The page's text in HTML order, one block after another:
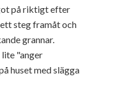
på riktigt efter
steg framåt och
grannar.
lite "anger
huset med slägga